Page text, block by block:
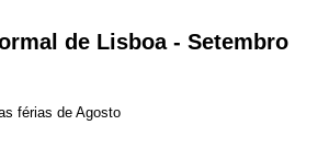
de Lisboa - Setembro
férias de Agosto
Informal de Lisboa - Setembro 2018